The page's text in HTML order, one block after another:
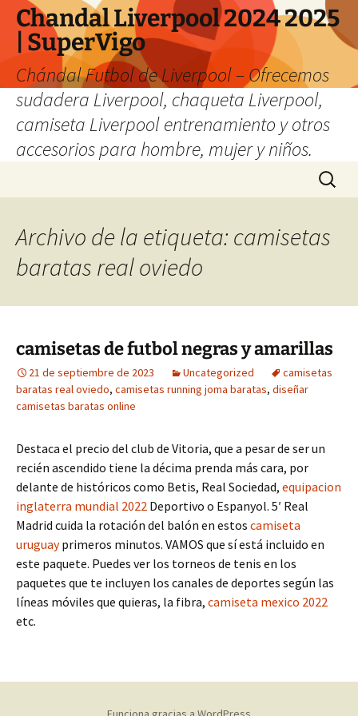
Chandal Liverpool 2024 2025
| SuperVigo
Chándal Futbol de Liverpool – Ofrecemos
sudadera Liverpool, chaqueta Liverpool,
camiseta Liverpool entrenamiento y otros
accesorios para hombre, mujer y niños.
Buscar:
Archivo de la etiqueta: camisetas
baratas real oviedo
camisetas de futbol negras y amarillas
21 de septiembre de 2023 Uncategorized
camisetas
baratas real oviedo, camisetas running joma baratas, diseñar
camisetas baratas online
Destaca el precio del club de Vitoria, que a pesar de ser un
recién ascendido tiene la décima prenda más cara, por
delante de históricos como Betis, Real Sociedad, equipacion
inglaterra mundial 2022 Deportivo o Espanyol. 5′ Real
Madrid cuida la rotación del balón en estos camiseta
uruguayprimeros minutos. VAMOS que sí está incluido en
este paquete. Puedes ver los torneos de tenis en los
paquetes que te incluyen los canales de deportes según las
líneas móviles que quieras, la fibra, camiseta mexico 2022
etc.